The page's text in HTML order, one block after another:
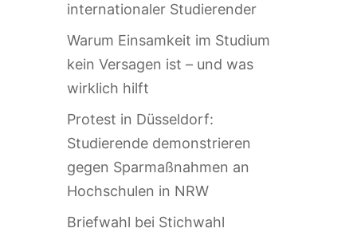
internationaler Studierender
Warum Einsamkeit im Studium
kein Versagen ist – und was
wirklich hilft
Protest in Düsseldorf:
Studierende demonstrieren
gegen Sparmaßnahmen an
Hochschulen in NRW
Briefwahl bei Stichwahl